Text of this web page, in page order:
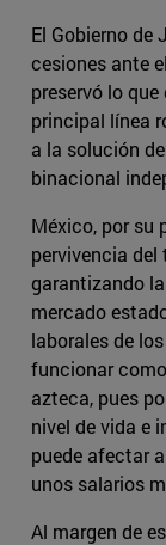
El Gobierno de
cesiones ante
preservó lo
principal línea
a la solución
binacional
México, por su
pervivencia
garantizando
mercado
laborales de
funcionar
azteca, pues
nivel de vida e
puede afectar
unos salarios
Al margen de